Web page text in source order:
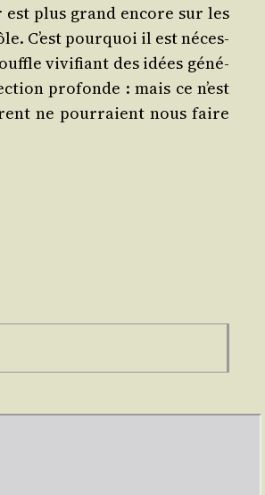
plus grand encore sur les
C’est pour­quoi il est néces­
vivi­fiant des idées géné­
pro­fonde : mais ce n’est
ne pour­raient nous faire